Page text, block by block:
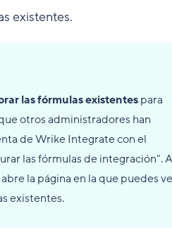
existentes.
las fórmulas existentespara
otros administradores han
de Wrike Integrate con el
las fórmulas de integración". A
la página en la que puedes
existentes.